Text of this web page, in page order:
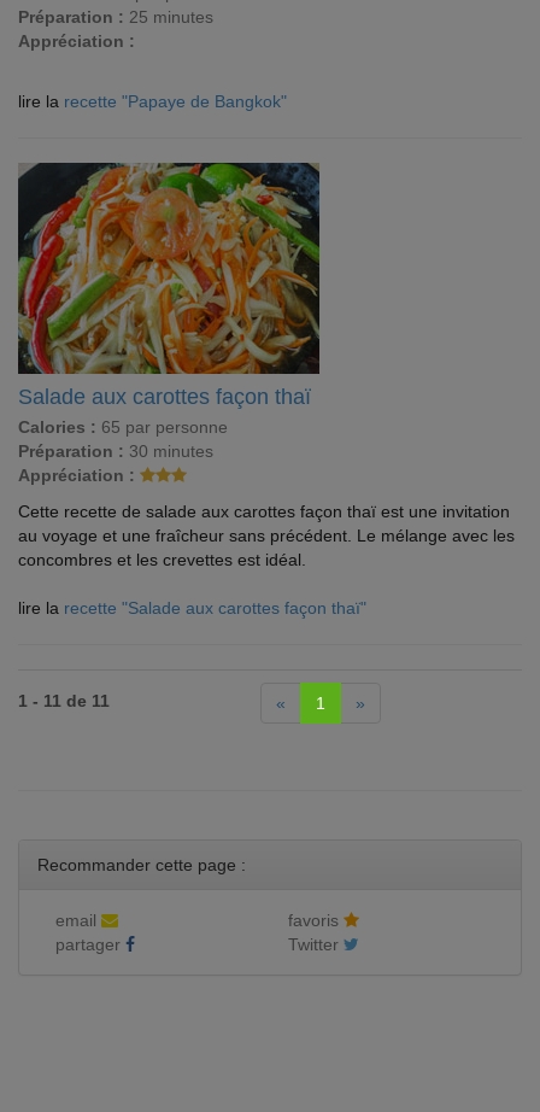
Préparation : 25 minutes
Appréciation :
lire la recette "Papaye de Bangkok"
Salade aux carottes façon thaï
Calories : 65 par personne
Préparation : 30 minutes
Appréciation :
Cette recette de salade aux carottes façon thaï est une invitation
au voyage et une fraîcheur sans précédent. Le mélange avec les
concombres et les crevettes est idéal.
lire la recette "Salade aux carottes façon thaï"
1 - 11 de 11 « 1 »
Recommander cette page :
email
favoris
partager
Twitter